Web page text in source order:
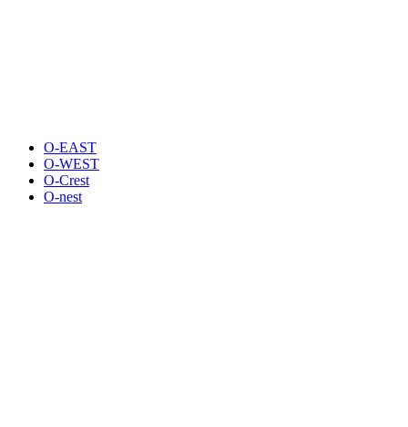
O-EAST
O-WEST
O-Crest
O-nest